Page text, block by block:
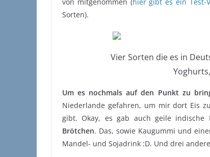
Sorten).
Vier Sorten die es in
Um es nochmals auf den Punkt zu
Niederlande gefahren, um mir dort Eis
gibt. Okay, es gab auch geile indische
Brötchen. Das, sowie Kaugummi und
Mandel- und Sojadrink :D. Und drei